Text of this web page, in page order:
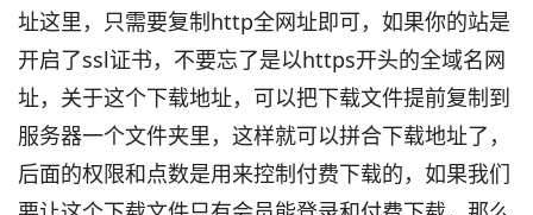
址这里，只需要复制http全网址即可，如果你的站是
开启了ssl证书，不要忘了是以https开头的全域名网
址，关于这个下载地址，可以把下载文件提前复制到
服务器一个文件夹里，这样就可以拼合下载地址了，
后面的权限和点数是用来控制付费下载的，如果我们